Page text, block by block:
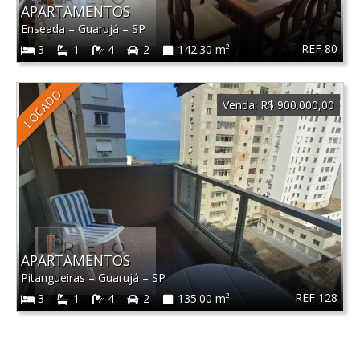
REF 80
APARTAMENTOS
Enseada–Guarujá –SP
3
1 4 2 142.30 m²
LOCADO
REF 128
APARTAMENTOS
Pitangueiras–Guarujá –SP
3
1 4 2 135.00 m²
Venda: R$ 900.000,00